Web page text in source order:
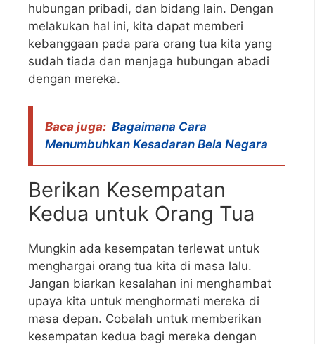
hubungan pribadi, dan bidang lain. Dengan
melakukan hal ini, kita dapat memberi
kebanggaan pada para orang tua kita yang
sudah tiada dan menjaga hubungan abadi
dengan mereka.
Baca juga: Bagaimana Cara
Menumbuhkan Kesadaran Bela Negara
Berikan Kesempatan
Kedua untuk Orang Tua
Mungkin ada kesempatan terlewat untuk
menghargai orang tua kita di masa lalu.
Jangan biarkan kesalahan ini menghambat
upaya kita untuk menghormati mereka di
masa depan. Cobalah untuk memberikan
kesempatan kedua bagi mereka dengan